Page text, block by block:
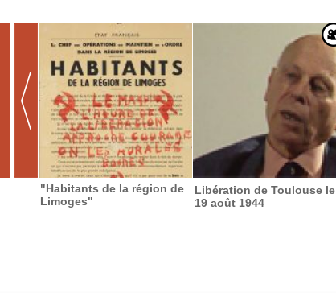
"Habitants de la région de
Limoges"
Libération de Toulouse le
19 août 1944